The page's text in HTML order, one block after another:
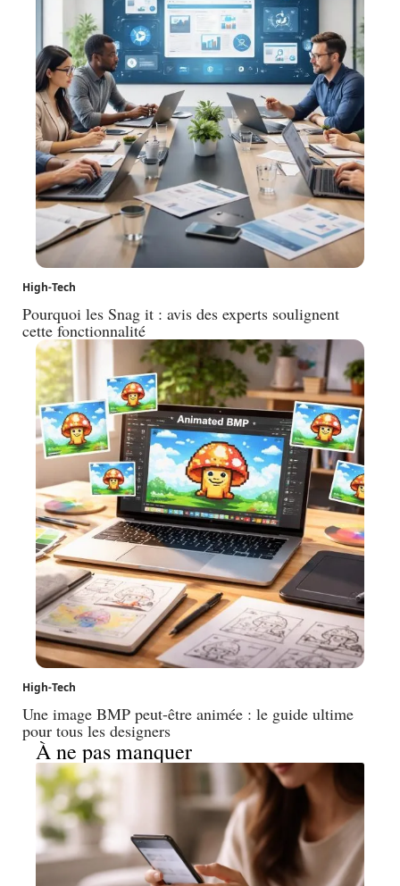
High-Tech
Pourquoi les Snag it : avis des experts soulignent
cette fonctionnalité
High-Tech
Une image BMP peut-être animée : le guide ultime
pour tous les designers
À ne pas manquer